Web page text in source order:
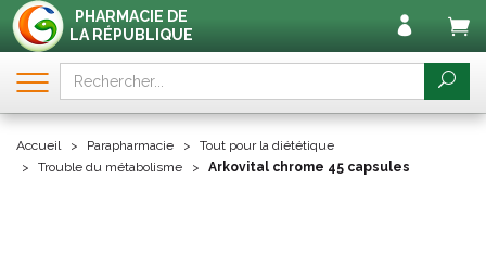
PHARMACIE DE
LA RÉPUBLIQUE
Accueil Parapharmacie
Tout pour la diététique
Trouble du métabolisme
Arkovital chrome 45 capsules